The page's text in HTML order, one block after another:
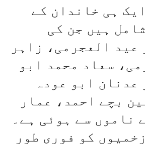
ہی خاندان کے
ہیں جن کی
عید العجرمی، زاہر
سعاد محمد ابو
عدنان ابو عودہ
بچے احمد، عمار
ناموں سے ہوئی ہے۔
کو فوری طور